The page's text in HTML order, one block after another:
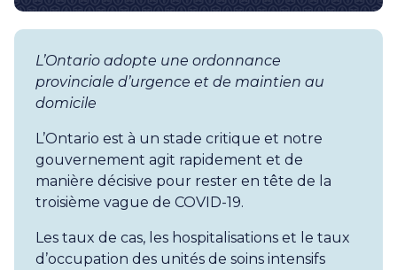
L’Ontario adopte une ordonnance
provinciale d’urgence et de maintien au
domicile
L’Ontario est à un stade critique et notre
gouvernement agit rapidement et de
manière décisive pour rester en tête de la
troisième vague de COVID-19.
Les taux de cas, les hospitalisations et le taux
d’occupation des unités de soins intensifs